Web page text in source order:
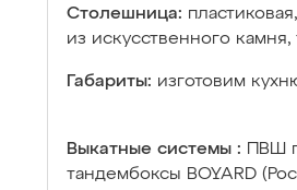
Столешница:
из искусственного
Габариты: изготовим
Выкатные системы :
ПВШ
тандембоксы BOYARD